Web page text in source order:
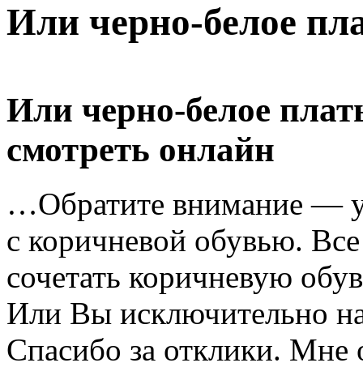
Или черно-белое
Или черно-белое
смотреть онлайн
…Обратите внимание —
с коричневой обувью.
сочетать коричневую
Или Вы исключительно
Спасибо за отклики. Мне